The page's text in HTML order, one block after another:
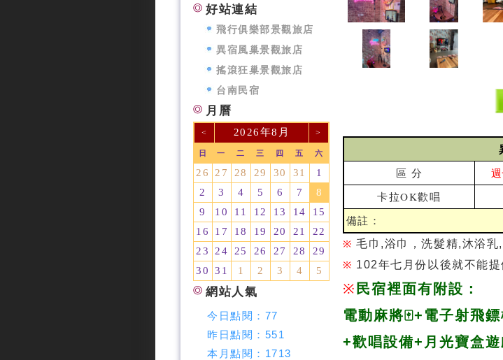
區 分
卡拉OK歡唱
備註：
※ 毛巾,浴巾，洗髮精,沐浴乳
※ 102年七月份以後就不能
※ 民宿裡面有附設：
電動麻將🀄️+ 電子射飛
+歡唱設備+月光寶盒
好站連結
飛行俱樂部景觀旅店
異宿風巢景觀旅店
搖滾狂巢景觀旅店
台南民宿
月曆
< 2026年8月 >
日 一 二 三 四 五 六
26 27 28 29 30 31
1
2
3 4 5 6 7
8
9
10 11 12 13 14
15
16
17 18 19 20 21
22
23
24 25 26 27 28
29
30
31 1 2 3 4 5
網站人氣
今日點閱： 77
昨日點閱： 551
本月點閱： 1713